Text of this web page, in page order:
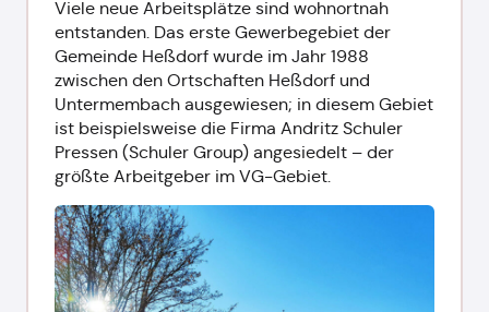
Viele neue Arbeitsplätze sind wohnortnah
entstanden. Das erste Gewerbegebiet der
Gemeinde Heßdorf wurde im Jahr 1988
zwischen den Ortschaften Heßdorf und
Untermembach ausgewiesen; in diesem Gebiet
ist beispielsweise die Firma Andritz Schuler
Pressen (Schuler Group) angesiedelt – der
größte Arbeitgeber im VG-Gebiet.